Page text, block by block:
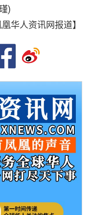
)
凰华人资讯网报道】